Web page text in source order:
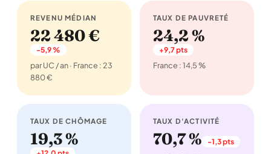
REVENU MÉDIAN
22 480 €
-5,9 %
par UC / an · France : 23
880 €
TAUX DE PAUVRETÉ
24,2 %
+9,7 pts
France : 14,5 %
TAUX DE CHÔMAGE
19,3 %
TAUX D'ACTIVITÉ
70,7 % -1,3 pts